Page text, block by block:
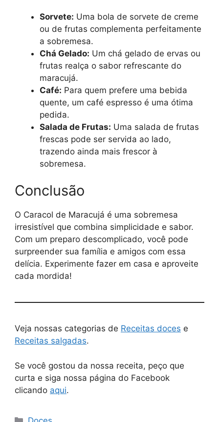
Sorvete: Uma bola de sorvete de creme
ou de frutas complementa perfeitamente
a sobremesa.
Chá Gelado: Um chá gelado de ervas ou
frutas realça o sabor refrescante do
maracujá.
Café: Para quem prefere uma bebida
quente, um café espresso é uma ótima
pedida.
Salada de Frutas: Uma salada de frutas
frescas pode ser servida ao lado,
trazendo ainda mais frescor à
sobremesa.
Conclusão
O Caracol de Maracujá é uma sobremesa
irresistível que combina simplicidade e sabor.
Com um preparo descomplicado, você pode
surpreender sua família e amigos com essa
delícia. Experimente fazer em casa e aproveite
cada mordida!
Veja nossas categorias de Receitas doces e
Receitas salgadas.
Se você gostou da nossa receita, peço que
curta e siga nossa página do Facebook
clicando aqui.